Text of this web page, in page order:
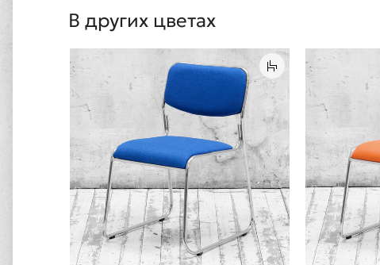
В других цветах